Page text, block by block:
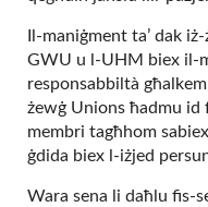
Il-maniġment ta’ dak
GWU u l-UHM biex il-
responsabbiltà
żewġ Unions ħadmu id
membri tagħhom
ġdida biex l-iżjed
Wara sena li daħlu fis-